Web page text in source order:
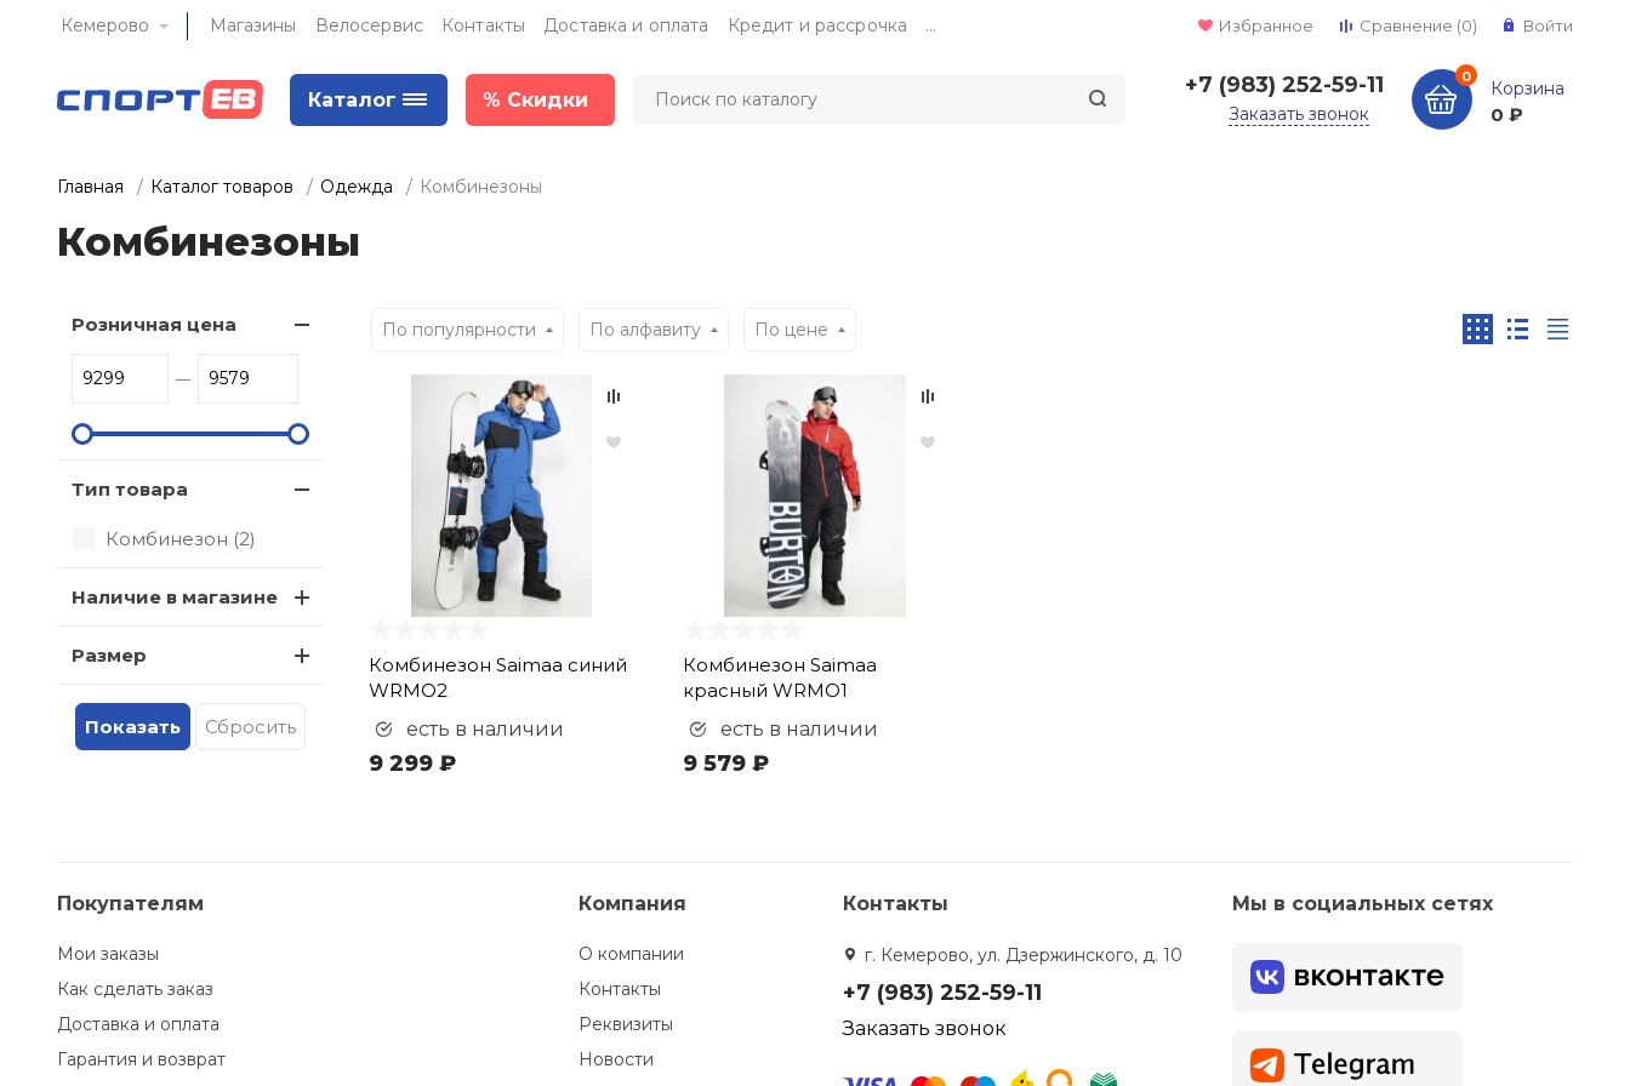
Кемерово Магазины Велосервис Контакты Доставка и оплата Кредит и рассрочка ... Избранное Сравнение (0) Войти
Каталог % Скидки
+7 (983) 252-59-11
Заказать звонок
0
Корзина
0 ₽
Главная Каталог товаров Одежда Комбинезоны
Комбинезоны
Розничная цена
Тип товара
Комбинезон (2)
Наличие в магазине
Размер
По популярности По алфавиту По цене
Комбинезон Saimaa синий
WRMO2
есть в наличии
9 299 ₽
Комбинезон Saimaa
красный WRMO1
есть в наличии
9 579 ₽
Покупателям
Мои заказы
Как сделать заказ
Доставка и оплата
Гарантия и возврат
Компания
О компании
Контакты
Реквизиты
Новости
Контакты
г. Кемерово, ул. Дзержинского, д. 10
+7 (983) 252-59-11
Заказать звонок
Мы в социальных сетях